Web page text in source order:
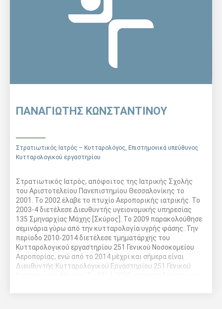
ΠΑΝΑΓΙΩΤΗΣ ΚΩΝΣΤΑΝΤΙΝΟΥ
Στρατιωτικός Ιατρός – Κυτταρολόγος, Επιστημονικά υπεύθυνος
Κυτταρολογικού εργαστηρίου
Στρατιωτικός Ιατρός, απόφοιτος της Ιατρικής Σχολής
του Αριστοτελείου Πανεπιστημίου Θεσσαλονίκης το
2001. Το 2002 έλαβε το πτυχίο Αεροπορικής ιατρικής. Το
2003-4 διετέλεσε Διευθυντής υγειονομικής υπηρεσίας
135 Σμηναρχίας Μάχης [Σκύρος]. Το 2009 παρακολούθησε
σεμινάρια γύρω από την κυτταρολογία υγρής φάσης. Την
περίοδο 2010-2014 διετέλεσε τμηματάρχης του
Κυτταρολογικού εργαστηρίου 251 Γενικού Νοσοκομείου
Αεροπορίας, ενώ από το 2014 μέχρι και σήμερα είναι
Διευθυντής Κυτταρολογικού Εργαστηρίου 251 Γενικού